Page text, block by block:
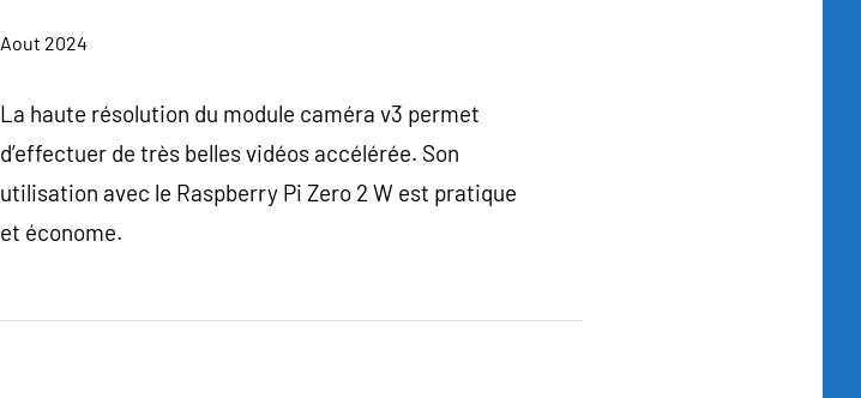
Aout 2024
La haute résolution du module caméra v3 permet
d’effectuer de très belles vidéos accélérée. Son
utilisation avec le Raspberry Pi Zero 2 W est pratique
et économe.